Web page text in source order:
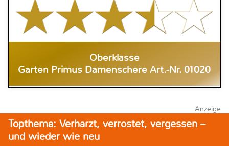
Oberklasse
Garten Primus Damenschere Art.-Nr. 01020
Anzeige
Topthema: Verharzt, verrostet, vergessen –
und wieder wie neu